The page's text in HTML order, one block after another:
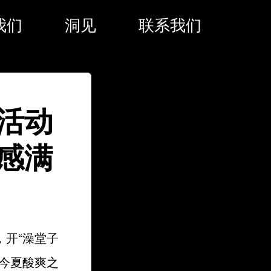
们 洞见 联系我们
动
满
“澡堂子
夏酸爽之